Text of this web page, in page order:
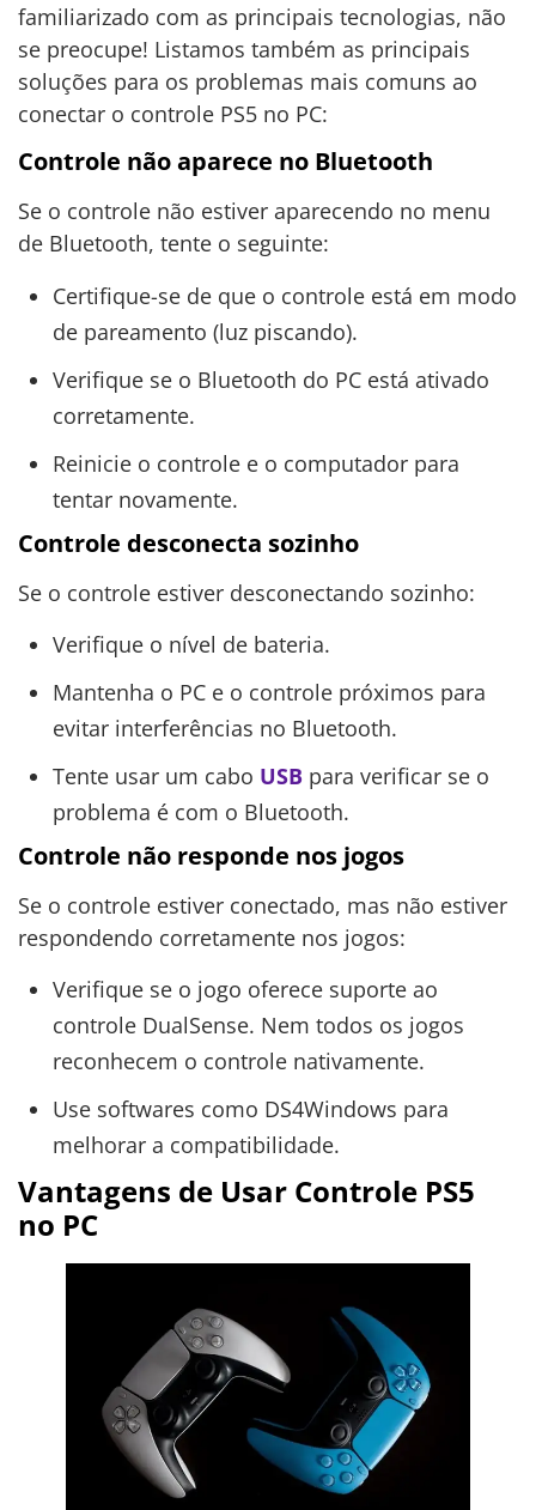
familiarizado com as principais tecnologias, não
se preocupe! Listamos também as principais
soluções para os problemas mais comuns ao
conectar o controle PS5 no PC:
Controle não aparece no Bluetooth
Se o controle não estiver aparecendo no menu
de Bluetooth, tente o seguinte:
Certifique-se de que o controle está em modo
de pareamento (luz piscando).
Verifique se o Bluetooth do PC está ativado
corretamente.
Reinicie o controle e o computador para
tentar novamente.
Controle desconecta sozinho
Se o controle estiver desconectando sozinho:
Verifique o nível de bateria.
Mantenha o PC e o controle próximos para
evitar interferências no Bluetooth.
Tente usar um cabo USB para verificar se o
problema é com o Bluetooth.
Controle não responde nos jogos
Se o controle estiver conectado, mas não estiver
respondendo corretamente nos jogos:
Verifique se o jogo oferece suporte ao
controle DualSense. Nem todos os jogos
reconhecem o controle nativamente.
Use softwares como DS4Windows para
melhorar a compatibilidade.
Vantagens de Usar Controle PS5
no PC